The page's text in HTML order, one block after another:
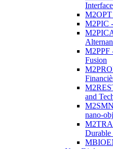
M2OPT
M2PIC
M2PPF
Fusion
and
nano-